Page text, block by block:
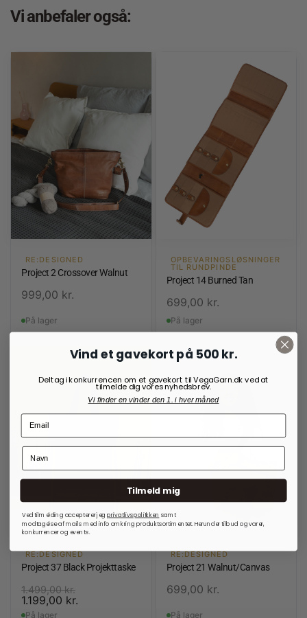
Vi anbefaler også:
RE:DESIGNED
Project 2 Crossover Walnut
999,00 kr.
På lager
OPBEVARINGSLØSNINGER
TIL RUNDPINDE
Project 14 Burned Tan
699,00 kr.
På lager
RE:DESIGNED
Project 37 Black Projekttaske
1.499,00kr.
1.199,00 kr.
På lager
RE:DESIGNED
Project 21 Walnut/Canvas
699,00 kr.
På lager
Vind et gavekort på 500 kr.
Deltag i konkurrencen om et gavekort til VegaGarn.dk ved at
tilmelde dig vores nyhedsbrev.
Vi finder en vinder den 1. i hver måned
Tilmeld mig
Ved tilmelding accepterer jegprivatlivspolitkken samt
modtagelse af mails med info omkring produktsortimentet. Herunder tilbud og varer,
konkurrencer og events.